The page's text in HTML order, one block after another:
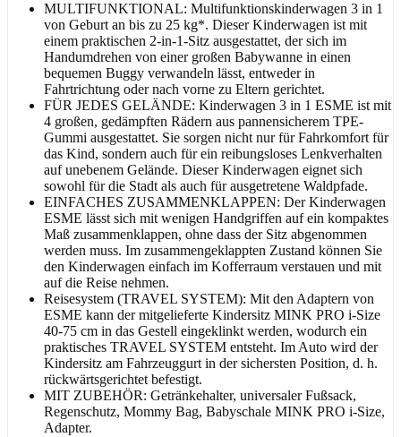
MULTIFUNKTIONAL: Multifunktionskinderwagen 3 in 1
von Geburt an bis zu 25 kg*. Dieser Kinderwagen ist mit
einem praktischen 2-in-1-Sitz ausgestattet, der sich im
Handumdrehen von einer großen Babywanne in einen
bequemen Buggy verwandeln lässt, entweder in
Fahrtrichtung oder nach vorne zu Eltern gerichtet.
FÜR JEDES GELÄNDE: Kinderwagen 3 in 1 ESME ist mit
4 großen, gedämpften Rädern aus pannensicherem TPE-
Gummi ausgestattet. Sie sorgen nicht nur für Fahrkomfort für
das Kind, sondern auch für ein reibungsloses Lenkverhalten
auf unebenem Gelände. Dieser Kinderwagen eignet sich
sowohl für die Stadt als auch für ausgetretene Waldpfade.
EINFACHES ZUSAMMENKLAPPEN: Der Kinderwagen
ESME lässt sich mit wenigen Handgriffen auf ein kompaktes
Maß zusammenklappen, ohne dass der Sitz abgenommen
werden muss. Im zusammengeklappten Zustand können Sie
den Kinderwagen einfach im Kofferraum verstauen und mit
auf die Reise nehmen.
Reisesystem (TRAVEL SYSTEM): Mit den Adaptern von
ESME kann der mitgelieferte Kindersitz MINK PRO i-Size
40-75 cm in das Gestell eingeklinkt werden, wodurch ein
praktisches TRAVEL SYSTEM entsteht. Im Auto wird der
Kindersitz am Fahrzeuggurt in der sichersten Position, d. h.
rückwärtsgerichtet befestigt.
MIT ZUBEHÖR: Getränkehalter, universaler Fußsack,
Regenschutz, Mommy Bag, Babyschale MINK PRO i-Size,
Adapter.